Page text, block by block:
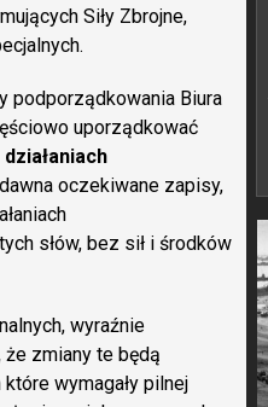
Siły Zbrojne,
podporządkowania Biura
uporządkować
oczekiwane zapisy,
słów, bez sił i środków
wyraźnie
że zmiany te będą
wymagały pilnej